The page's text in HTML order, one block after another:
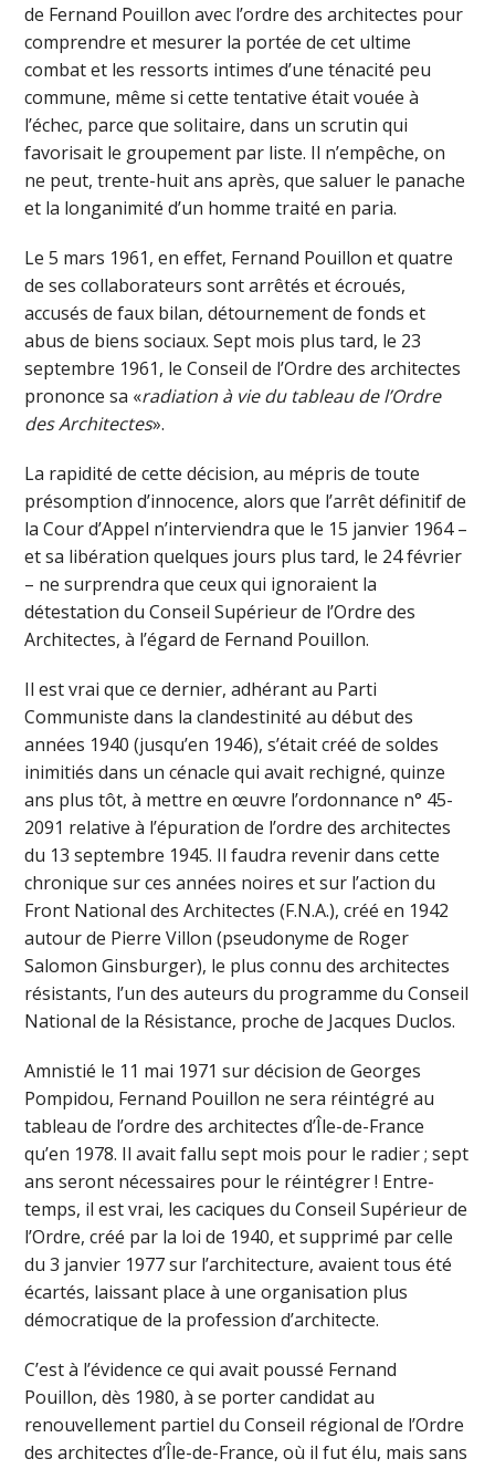
de Fernand Pouillon avec l’ordre des architectes pour
comprendre et mesurer la portée de cet ultime
combat et les ressorts intimes d’une ténacité peu
commune, même si cette tentative était vouée à
l’échec, parce que solitaire, dans un scrutin qui
favorisait le groupement par liste. Il n’empêche, on
ne peut, trente-huit ans après, que saluer le panache
et la longanimité d’un homme traité en paria.
Le 5 mars 1961, en effet, Fernand Pouillon et quatre
de ses collaborateurs sont arrêtés et écroués,
accusés de faux bilan, détournement de fonds et
abus de biens sociaux. Sept mois plus tard, le 23
septembre 1961, le Conseil de l’Ordre des architectes
prononce sa «radiation à vie du tableau de l’Ordre
des Architectes».
La rapidité de cette décision, au mépris de toute
présomption d’innocence, alors que l’arrêt définitif de
la Cour d’Appel n’interviendra que le 15 janvier 1964 –
et sa libération quelques jours plus tard, le 24 février
– ne surprendra que ceux qui ignoraient la
détestation du Conseil Supérieur de l’Ordre des
Architectes, à l’égard de Fernand Pouillon.
Il est vrai que ce dernier, adhérant au Parti
Communiste dans la clandestinité au début des
années 1940 (jusqu’en 1946), s’était créé de soldes
inimitiés dans un cénacle qui avait rechigné, quinze
ans plus tôt, à mettre en œuvre l’ordonnance n° 45-
2091 relative à l’épuration de l’ordre des architectes
du 13 septembre 1945. Il faudra revenir dans cette
chronique sur ces années noires et sur l’action du
Front National des Architectes (F.N.A.), créé en 1942
autour de Pierre Villon (pseudonyme de Roger
Salomon Ginsburger), le plus connu des architectes
résistants, l’un des auteurs du programme du Conseil
National de la Résistance, proche de Jacques Duclos.
Amnistié le 11 mai 1971 sur décision de Georges
Pompidou, Fernand Pouillon ne sera réintégré au
tableau de l’ordre des architectes d’Île-de-France
qu’en 1978. Il avait fallu sept mois pour le radier ; sept
ans seront nécessaires pour le réintégrer ! Entre-
temps, il est vrai, les caciques du Conseil Supérieur de
l’Ordre, créé par la loi de 1940, et supprimé par celle
du 3 janvier 1977 sur l’architecture, avaient tous été
écartés, laissant place à une organisation plus
démocratique de la profession d’architecte.
C’est à l’évidence ce qui avait poussé Fernand
Pouillon, dès 1980, à se porter candidat au
renouvellement partiel du Conseil régional de l’Ordre
des architectes d’Île-de-France, où il fut élu, mais sans